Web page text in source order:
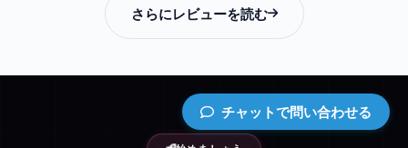
さらにレビューを読む
チャットで問い合わせる